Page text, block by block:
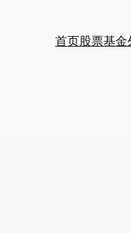
首页股票基金